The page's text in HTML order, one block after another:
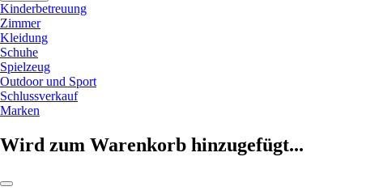
Kinderbetreuung
Zimmer
Kleidung
Schuhe
Spielzeug
Outdoor und Sport
Schlussverkauf
Marken
Wird zum Warenkorb hinzugefügt...